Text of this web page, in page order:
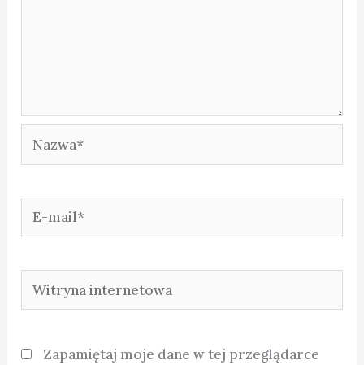
Nazwa*
E-
mail*
Witryna
internetowa
Zapamiętaj moje dane w tej przeglądarce